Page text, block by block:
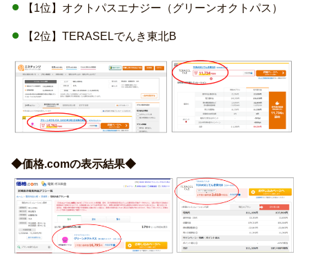
【1位】オクトパスエナジー（グリーンオクトパス）
【2位】TERASELでんき東北B
◆価格.comの表示結果◆